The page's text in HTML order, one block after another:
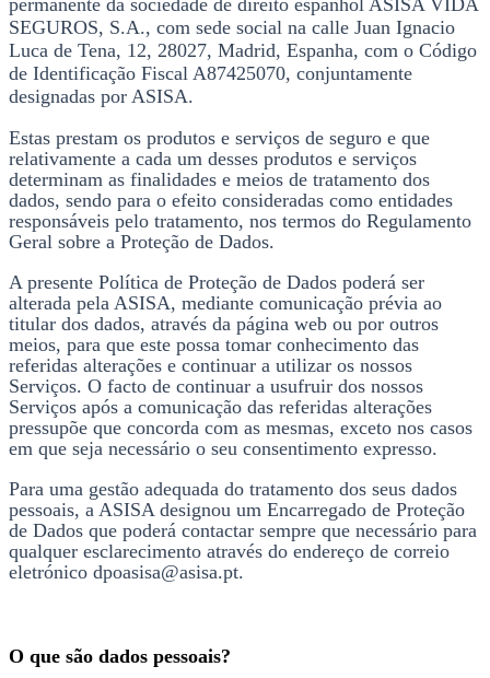
permanente da sociedade de direito espanhol ASISA VIDA
SEGUROS, S.A., com sede social na calle Juan Ignacio
Luca de Tena, 12, 28027, Madrid, Espanha, com o Código
de Identificação Fiscal A87425070, conjuntamente
designadas por ASISA.
Estas prestam os produtos e serviços de seguro e que
relativamente a cada um desses produtos e serviços
determinam as finalidades e meios de tratamento dos
dados, sendo para o efeito consideradas como entidades
responsáveis pelo tratamento, nos termos do Regulamento
Geral sobre a Proteção de Dados.
A presente Política de Proteção de Dados poderá ser
alterada pela ASISA, mediante comunicação prévia ao
titular dos dados, através da página web ou por outros
meios, para que este possa tomar conhecimento das
referidas alterações e continuar a utilizar os nossos
Serviços. O facto de continuar a usufruir dos nossos
Serviços após a comunicação das referidas alterações
pressupõe que concorda com as mesmas, exceto nos casos
em que seja necessário o seu consentimento expresso.
Para uma gestão adequada do tratamento dos seus dados
pessoais, a ASISA designou um Encarregado de Proteção
de Dados que poderá contactar sempre que necessário para
qualquer esclarecimento através do endereço de correio
eletrónico dpoasisa@asisa.pt.
O que são dados pessoais?